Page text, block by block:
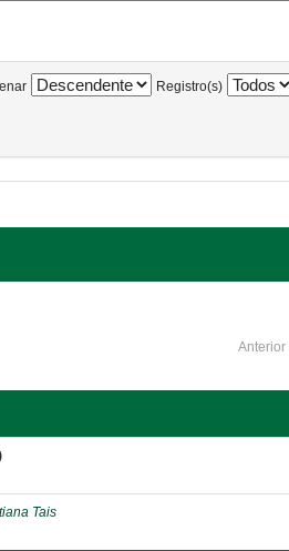
Registro(s)
Anterior
Tais